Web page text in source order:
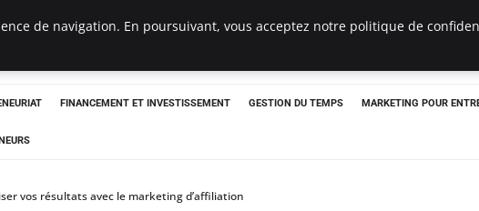
FINANCEMENT ET INVESTISSEMENT GESTION DU TEMPS MARKETING POUR
vos résultats avec le marketing d’affiliation
de navigation. En poursuivant, vous acceptez notre politique de